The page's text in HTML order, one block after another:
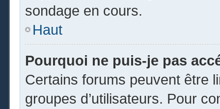
sondage en cours.
Haut
Pourquoi ne puis-je pas
Certains forums peuvent être
groupes d’utilisateurs. Pour